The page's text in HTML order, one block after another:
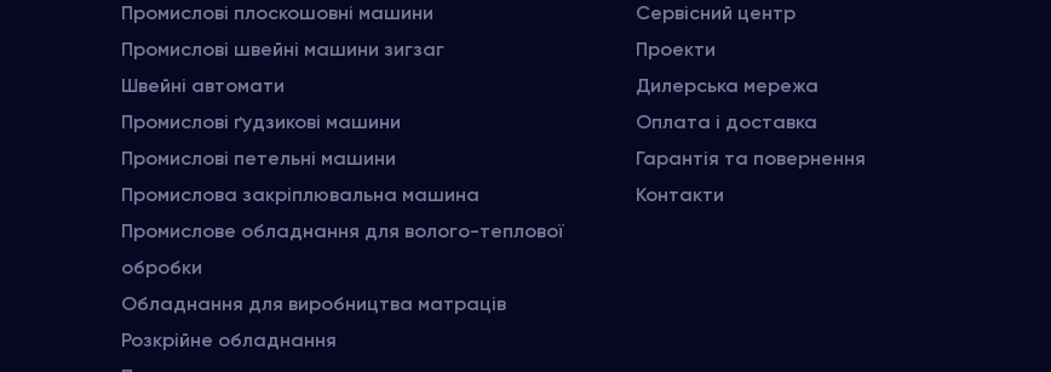
Промислові плоскошовні машини
Промислові швейні машини зигзаг
Швейні автомати
Промислові ґудзикові машини
Промислові петельні машини
Промислова закріплювальна машина
Промислове обладнання для волого-теплової
обробки
Обладнання для виробництва матраців
Розкрійне обладнання
Сервісний центр
Проекти
Дилерська мережа
Оплата і доставка
Гарантія та повернення
Контакти